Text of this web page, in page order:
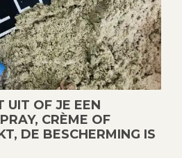
UIT OF JE EEN
CRÈME OF
DE BESCHERMING IS